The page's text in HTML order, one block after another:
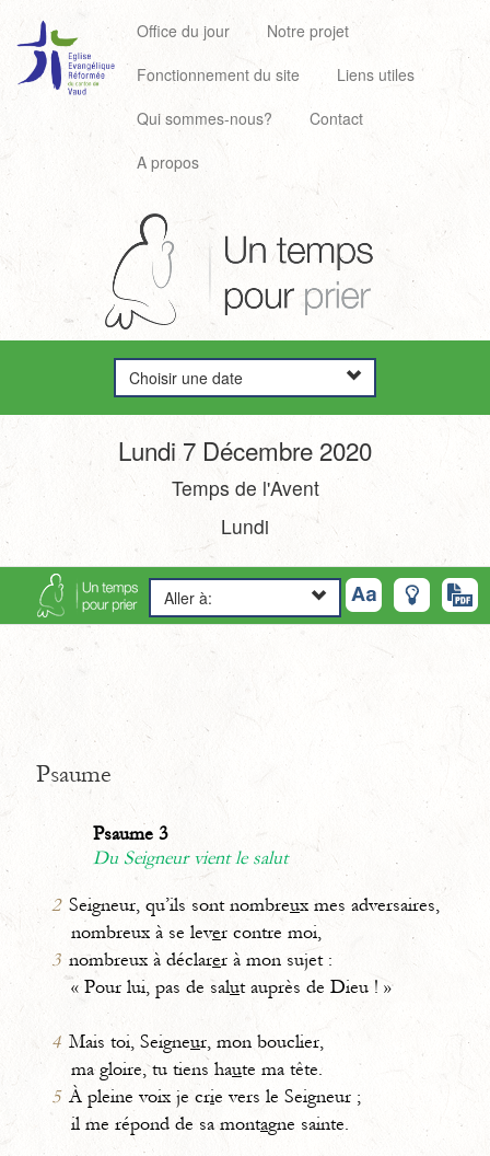
Office du jour
Notre projet
Fonctionnement du site
Liens utiles
Qui sommes-nous?
Contact
A propos
Choisir une date
Lundi 7 Décembre 2020
Temps de l'Avent
Lundi
Aller à:
Psaume
Psaume 3
Du Seigneur vient le salut
2 Seigneur, qu’ils sont nombreux mes adversaires,
nombreux à se lever contre moi,
3 nombreux à déclarer à mon sujet :
« Pour lui, pas de salut auprès de Dieu ! »
4 Mais toi, Seigneur, mon bouclier,
ma gloire, tu tiens haute ma tête.
5 À pleine voix je crie vers le Seigneur ;
il me répond de sa montagne sainte.